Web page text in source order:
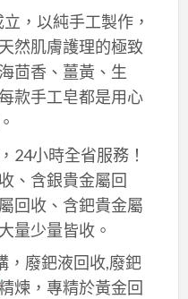
立，以純手工製作，
然肌膚護理的極致
茴香、薑黃、生
款手工皂都是用心
24小時全省服務！
、含銀貴金屬回
回收、含鈀貴金屬
量少量皆收。
，廢鈀液回收,廢鈀
煉，專精於黃金回